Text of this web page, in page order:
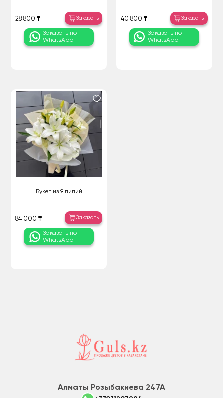
28 800 ₸ Заказать
Заказать по
WhatsApp
40 800 ₸ Заказать
Заказать по
WhatsApp
Букет из 9 лилий
84 000 ₸ Заказать
Заказать по
WhatsApp
Алматы Розыбакиева 247А